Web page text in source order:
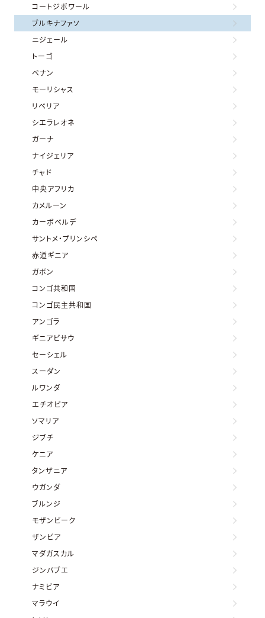
コートジボワール
ブルキナファソ
ニジェール
トーゴ
ベナン
モーリシャス
リベリア
シエラレオネ
ガーナ
ナイジェリア
チャド
中央アフリカ
カメルーン
カーボベルデ
サントメ・プリンシペ
赤道ギニア
ガボン
コンゴ共和国
コンゴ民主共和国
アンゴラ
ギニアビサウ
セーシェル
スーダン
ルワンダ
エチオピア
ソマリア
ジブチ
ケニア
タンザニア
ウガンダ
ブルンジ
モザンビーク
ザンビア
マダガスカル
ジンバブエ
ナミビア
マラウイ